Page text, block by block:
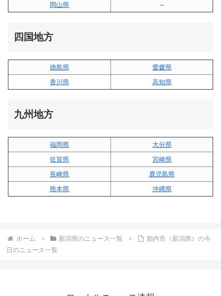
岡山県
–
四国地方
徳島県
愛媛県
香川県
高知県
九州地方
福岡県
大分県
佐賀県
宮崎県
長崎県
鹿児島県
熊本県
沖縄県
ホーム 新潟県のニュース一覧
胎内市（新潟県）の今
日のニュース一覧